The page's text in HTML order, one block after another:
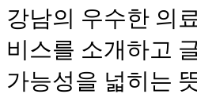
강남의 우수한 의
비스를 소개하고
가능성을 넓히는